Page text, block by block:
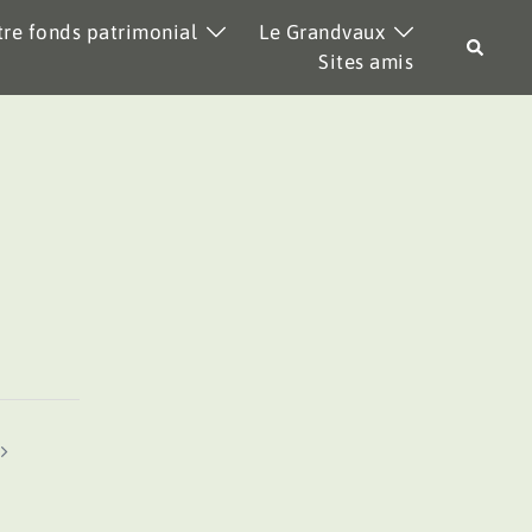
fonds patrimonial
Le Grandvaux
Sites amis